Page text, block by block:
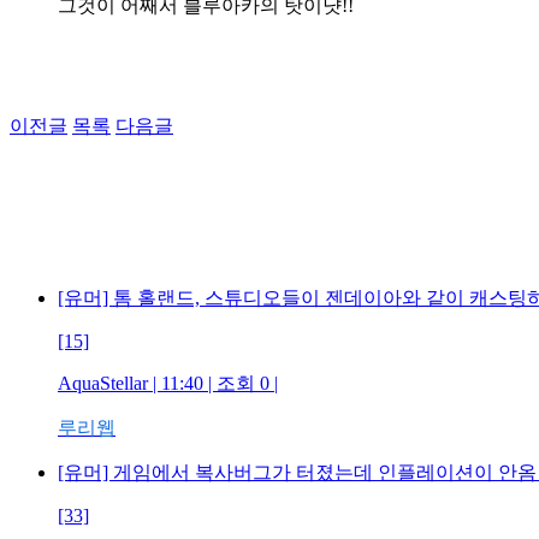
그것이 어째서 블루아카의 탓이냣!!
이전글 목록 다음글
[유머] 톰 홀랜드, 스튜디오들이 젠데이아와 같이 캐스팅
[15]
AquaStellar | 11:40 | 조회 0 |
루리웹
[유머] 게임에서 복사버그가 터졌는데 인플레이션이 안옴
[33]